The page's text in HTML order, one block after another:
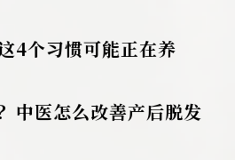
4个习惯可能正在养
中医怎么改善产后脱发